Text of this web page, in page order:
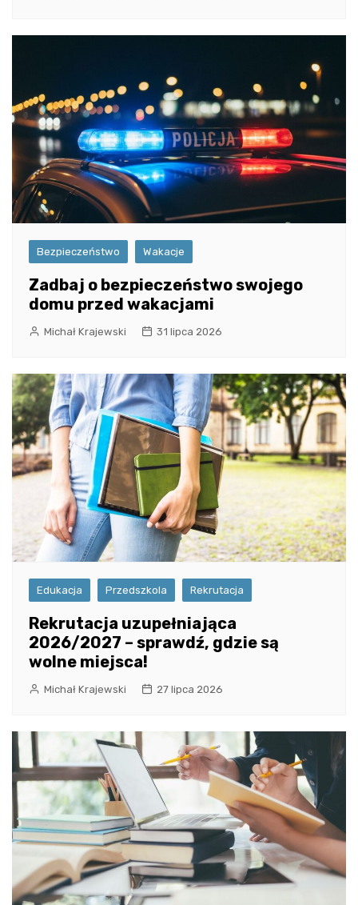
Bezpieczeństwo Wakacje
Zadbaj o bezpieczeństwo swojego
domu przed wakacjami
Michał Krajewski 31 lipca 2026
Edukacja Przedszkola Rekrutacja
Rekrutacja uzupełniająca
2026/2027 – sprawdź, gdzie są
wolne miejsca!
Michał Krajewski 27 lipca 2026